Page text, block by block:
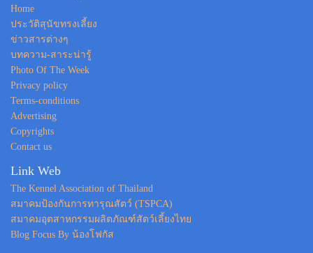
Home
ประวัติสุนัขทรงเลี้ยง
ข่าวสารต่างๆ
บทความ-สาระน่ารู้
Photo Of The Week
Privacy policy
Terms-conditions
Advertising
Copyrights
Contact us
Link Web
The Kennel Association of Thailand
สมาคมป้องกันการทารุณสัตว์ (TSPCA)
สมาคมอุตสาหกรรมผลิตภัณฑ์สัตว์เลี้ยงไทย
Blog Focus By น้องโฟกัส